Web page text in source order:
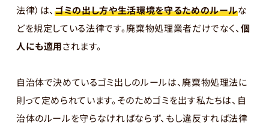
法律）は、ゴミの出し方や生活環境を守るためのルールな
どを規定している法律です。廃棄物処理業者だけでなく、 個
人にも適用されます。
自治体で決めているゴミ出しのルールは、廃棄物処理法に
則って定められています。そのためゴミを出す私たちは、自
治体のルールを守らなければならず、もし違反すれば法律